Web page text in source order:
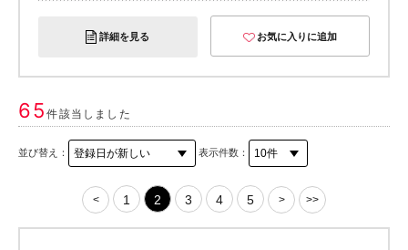
詳細を見る お気に入りに追加
65件該当しました
並び替え： 表示件数：
< 1 2 3 4 5 > >>